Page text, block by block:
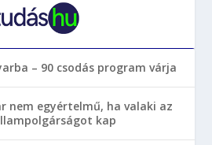
– 90 csodás program várja
nem egyértelmű, ha valaki az
kap